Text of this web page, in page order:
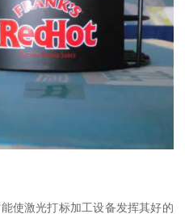
使激光打标加工设备发挥其好的